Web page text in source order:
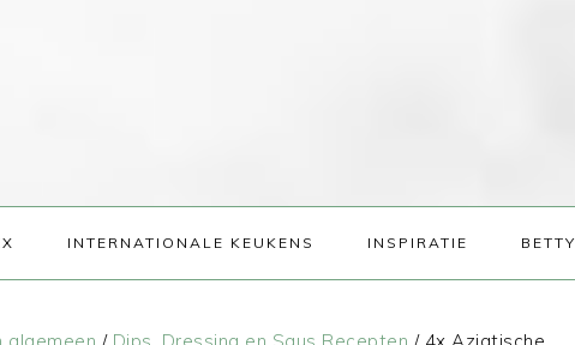
INTERNATIONALE KEUKENS INSPIRATIE BETTY